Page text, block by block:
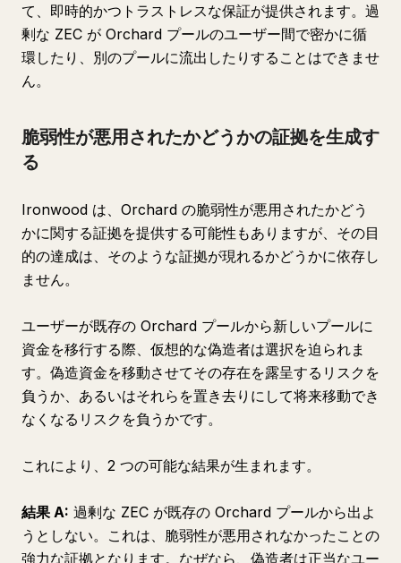
て、即時的かつトラストレスな保証が提供されます。過
剰な ZEC が Orchard プールのユーザー間で密かに循
環したり、別のプールに流出したりすることはできませ
ん。
脆弱性が悪用されたかどうかの証拠を生成す
る
Ironwood は、Orchard の脆弱性が悪用されたかどう
かに関する証拠を提供する可能性もありますが、その目
的の達成は、そのような証拠が現れるかどうかに依存し
ません。
ユーザーが既存の Orchard プールから新しいプールに
資金を移行する際、仮想的な偽造者は選択を迫られま
す。偽造資金を移動させてその存在を露呈するリスクを
負うか、あるいはそれらを置き去りにして将来移動でき
なくなるリスクを負うかです。
これにより、2 つの可能な結果が生まれます。
結果 A: 過剰な ZEC が既存の Orchard プールから出よ
うとしない。これは、脆弱性が悪用されなかったことの
強力な証拠となります。なぜなら、偽造者は正当なユー